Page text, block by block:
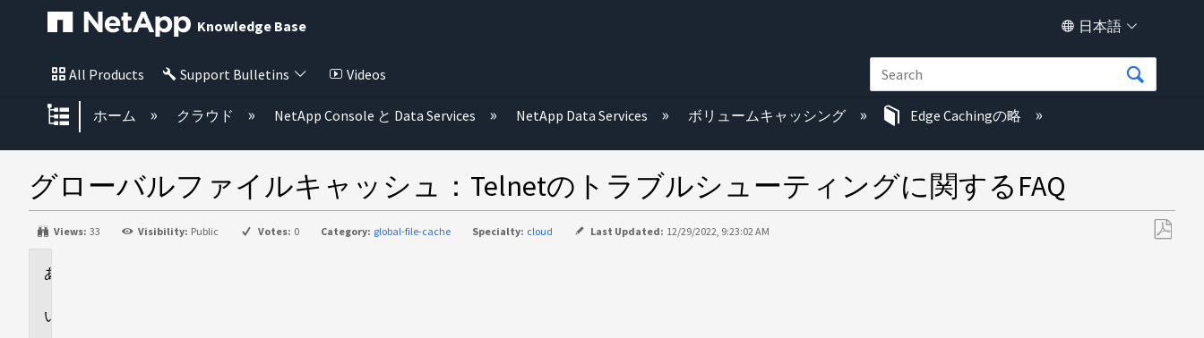
Knowledge Base 日本語
All Products Support Bulletins Videos
グローバル階層を展開/折りたたむ
ホーム クラウド NetApp Console と Data Services NetApp Data Services ボリュームキャッシング Edge Cachingの略
グローバルファイルキャッシュ：Telnetのトラブルシューティングに関するFAQ
Views: 33 Visibility: Public Votes: 0 Category: global-file-cache Specialty: cloud Last Updated: 12/29/2022, 9:23:02 AM